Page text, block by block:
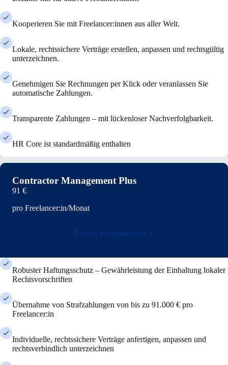
Kooperieren Sie mit Freelancer:innen aus aller Welt.
Lokale, rechtssichere Verträge erstellen, anpassen und rechtsgültig
unterzeichnen.
Genehmigen Sie Rechnungen per Klick oder veranlassen Sie
automatische Zahlungen.
Transparente Zahlungen – mit lückenloser Nachverfolgbarkeit.
HR Core ist standardmäßig enthalten
Contractor Management Plus
91 €
pro Freelancer:in/Monat
Demo vereinbaren
Robuster Haftungsschutz – Gewährleistung der Einhaltung lokaler
Rechtsvorschriften
Übernahme von Strafzahlungen von bis zu 91.000 € pro
Freelancer:in
Individuelle, rechtssichere Verträge anfertigen, anpassen und
rechtsverbindlich unterzeichnen